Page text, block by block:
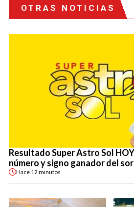
OTRAS NOTICIAS
Resultado Super Astro Sol
número y signo ganador del
Hace 12 minutos